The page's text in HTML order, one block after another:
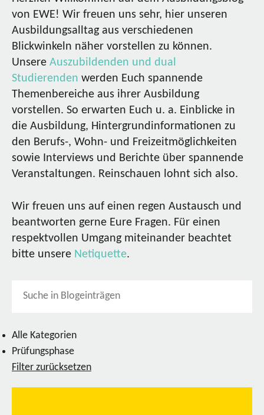
von EWE! Wir freuen uns sehr, hier unseren
Ausbildungsalltag aus verschiedenen
Blickwinkeln näher vorstellen zu können.
Unsere Auszubildenden und dual
Studierenden werden Euch spannende
Themenbereiche aus ihrer Ausbildung
vorstellen. So erwarten Euch u. a. Einblicke in
die Ausbildung, Hintergrundinformationen zu
den Berufs-, Wohn- und Freizeitmöglichkeiten
sowie Interviews und Berichte über spannende
Veranstaltungen. Reinschauen lohnt sich also.
Wir freuen uns auf einen regen Austausch und
beantworten gerne Eure Fragen. Für einen
respektvollen Umgang miteinander beachtet
bitte unsere Netiquette.
Alle Kategorien
Prüfungsphase
Filter zurücksetzen